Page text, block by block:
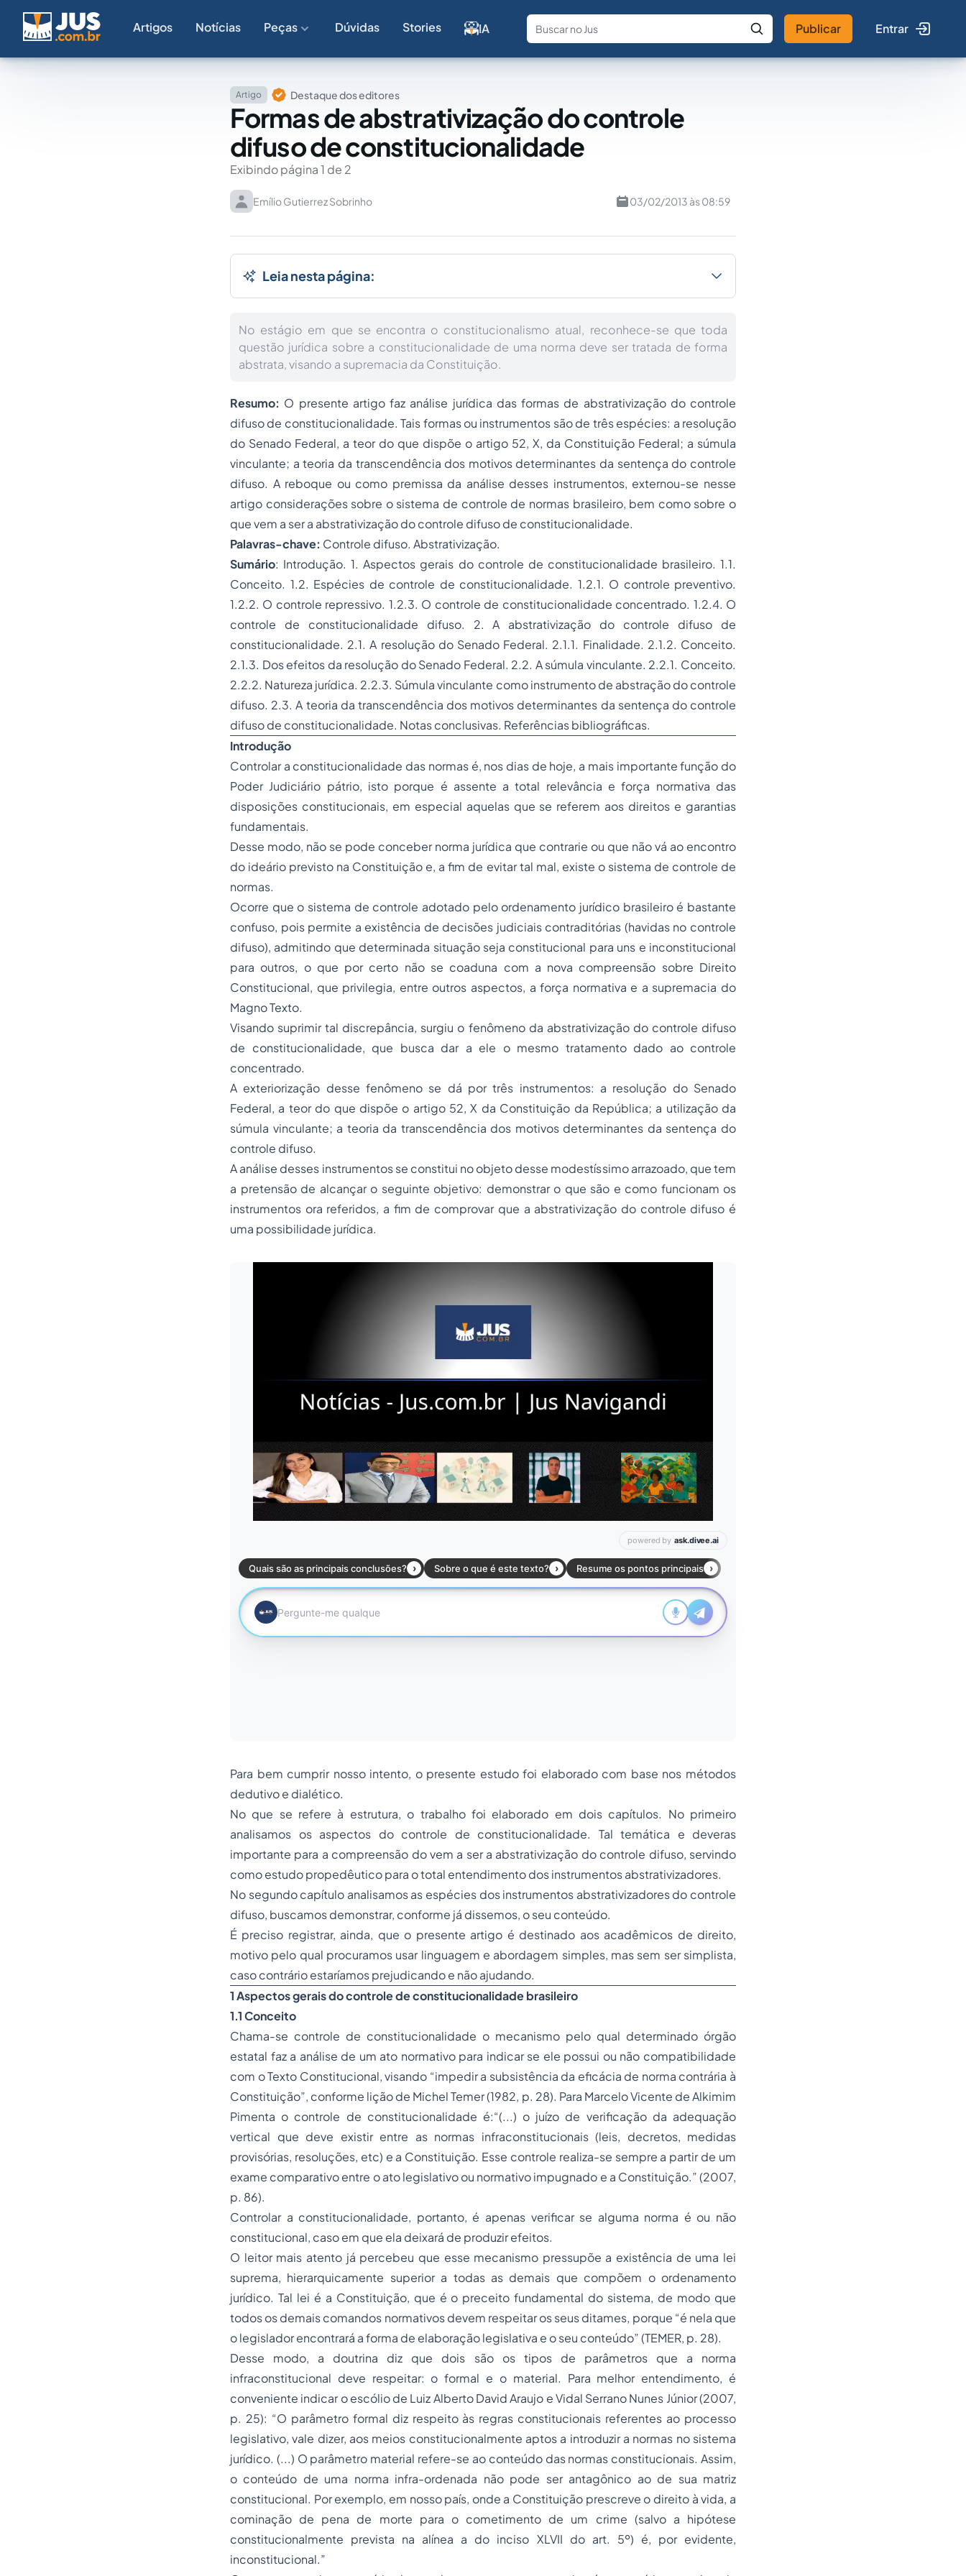
Artigos Notícias Peças Dúvidas Stories IA
Fale com a IA Buscar no Jus
Publicar Entrar
Artigo Destaque dos editores
Formas de abstrativização do controle
difuso de constitucionalidade
Exibindo página 1 de 2
Emílio Gutierrez Sobrinho 03/02/2013 às 08:59
Leia nesta página:
No estágio em que se encontra o constitucionalismo atual, reconhece-se que toda
questão jurídica sobre a constitucionalidade de uma norma deve ser tratada de forma
abstrata, visando a supremacia da Constituição.
Resumo: O presente artigo faz análise jurídica das formas de abstrativização do controle
difuso de constitucionalidade. Tais formas ou instrumentos são de três espécies: a resolução
do Senado Federal, a teor do que dispõe o artigo 52, X, da Constituição Federal; a súmula
vinculante; a teoria da transcendência dos motivos determinantes da sentença do controle
difuso. A reboque ou como premissa da análise desses instrumentos, externou-se nesse
artigo considerações sobre o sistema de controle de normas brasileiro, bem como sobre o
que vem a ser a abstrativização do controle difuso de constitucionalidade.
Palavras-chave: Controle difuso. Abstrativização.
Sumário: Introdução. 1. Aspectos gerais do controle de constitucionalidade brasileiro. 1.1.
Conceito. 1.2. Espécies de controle de constitucionalidade. 1.2.1. O controle preventivo.
1.2.2. O controle repressivo. 1.2.3. O controle de constitucionalidade concentrado. 1.2.4. O
controle de constitucionalidade difuso. 2. A abstrativização do controle difuso de
constitucionalidade. 2.1. A resolução do Senado Federal. 2.1.1. Finalidade. 2.1.2. Conceito.
2.1.3. Dos efeitos da resolução do Senado Federal. 2.2. A súmula vinculante. 2.2.1. Conceito.
2.2.2. Natureza jurídica. 2.2.3. Súmula vinculante como instrumento de abstração do controle
difuso. 2.3. A teoria da transcendência dos motivos determinantes da sentença do controle
difuso de constitucionalidade. Notas conclusivas. Referências bibliográficas.
Introdução
Controlar a constitucionalidade das normas é, nos dias de hoje, a mais importante função do
Poder Judiciário pátrio, isto porque é assente a total relevância e força normativa das
disposições constitucionais, em especial aquelas que se referem aos direitos e garantias
fundamentais.
Desse modo, não se pode conceber norma jurídica que contrarie ou que não vá ao encontro
do ideário previsto na Constituição e, a fim de evitar tal mal, existe o sistema de controle de
normas.
Ocorre que o sistema de controle adotado pelo ordenamento jurídico brasileiro é bastante
confuso, pois permite a existência de decisões judiciais contraditórias (havidas no controle
difuso), admitindo que determinada situação seja constitucional para uns e inconstitucional
para outros, o que por certo não se coaduna com a nova compreensão sobre Direito
Constitucional, que privilegia, entre outros aspectos, a força normativa e a supremacia do
Magno Texto.
Visando suprimir tal discrepância, surgiu o fenômeno da abstrativização do controle difuso
de constitucionalidade, que busca dar a ele o mesmo tratamento dado ao controle
concentrado.
A exteriorização desse fenômeno se dá por três instrumentos: a resolução do Senado
Federal, a teor do que dispõe o artigo 52, X da Constituição da República; a utilização da
súmula vinculante; a teoria da transcendência dos motivos determinantes da sentença do
controle difuso.
A análise desses instrumentos se constitui no objeto desse modestíssimo arrazoado, que tem
a pretensão de alcançar o seguinte objetivo: demonstrar o que são e como funcionam os
instrumentos ora referidos, a fim de comprovar que a abstrativização do controle difuso é
uma possibilidade jurídica.
Para bem cumprir nosso intento, o presente estudo foi elaborado com base nos métodos
dedutivo e dialético.
No que se refere à estrutura, o trabalho foi elaborado em dois capítulos. No primeiro
analisamos os aspectos do controle de constitucionalidade. Tal temática e deveras
importante para a compreensão do vem a ser a abstrativização do controle difuso, servindo
como estudo propedêutico para o total entendimento dos instrumentos abstrativizadores.
No segundo capítulo analisamos as espécies dos instrumentos abstrativizadores do controle
difuso, buscamos demonstrar, conforme já dissemos, o seu conteúdo.
É preciso registrar, ainda, que o presente artigo é destinado aos acadêmicos de direito,
motivo pelo qual procuramos usar linguagem e abordagem simples, mas sem ser simplista,
caso contrário estaríamos prejudicando e não ajudando.
1 Aspectos gerais do controle de constitucionalidade brasileiro
1.1 Conceito
Chama-se controle de constitucionalidade o mecanismo pelo qual determinado órgão
estatal faz a análise de um ato normativo para indicar se ele possui ou não compatibilidade
com o Texto Constitucional, visando “impedir a subsistência da eficácia de norma contrária à
Constituição”, conforme lição de Michel Temer (1982, p. 28). Para Marcelo Vicente de Alkimim
Pimenta o controle de constitucionalidade é:“(...) o juízo de verificação da adequação
vertical que deve existir entre as normas infraconstitucionais (leis, decretos, medidas
provisórias, resoluções, etc) e a Constituição. Esse controle realiza-se sempre a partir de um
exame comparativo entre o ato legislativo ou normativo impugnado e a Constituição.” (2007,
p. 86).
Controlar a constitucionalidade, portanto, é apenas verificar se alguma norma é ou não
constitucional, caso em que ela deixará de produzir efeitos.
O leitor mais atento já percebeu que esse mecanismo pressupõe a existência de uma lei
suprema, hierarquicamente superior a todas as demais que compõem o ordenamento
jurídico. Tal lei é a Constituição, que é o preceito fundamental do sistema, de modo que
todos os demais comandos normativos devem respeitar os seus ditames, porque “é nela que
o legislador encontrará a forma de elaboração legislativa e o seu conteúdo” (TEMER, p. 28).
Desse modo, a doutrina diz que dois são os tipos de parâmetros que a norma
infraconstitucional deve respeitar: o formal e o material. Para melhor entendimento, é
conveniente indicar o escólio de Luiz Alberto David Araujo e Vidal Serrano Nunes Júnior (2007,
p. 25): “O parâmetro formal diz respeito às regras constitucionais referentes ao processo
legislativo, vale dizer, aos meios constitucionalmente aptos a introduzir a normas no sistema
jurídico. (...) O parâmetro material refere-se ao conteúdo das normas constitucionais. Assim,
o conteúdo de uma norma infra-ordenada não pode ser antagônico ao de sua matriz
constitucional. Por exemplo, em nosso país, onde a Constituição prescreve o direito à vida, a
cominação de pena de morte para o cometimento de um crime (salvo a hipótese
constitucionalmente prevista na alínea a do inciso XLVII do art. 5º) é, por evidente,
inconstitucional.”